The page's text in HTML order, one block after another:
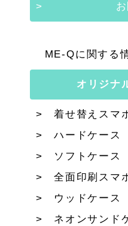
ME-Qに関する
オリジナ
着せ替えスマ
ハードケース
ソフトケース
全面印刷スマ
ウッドケース
ネオンサンド